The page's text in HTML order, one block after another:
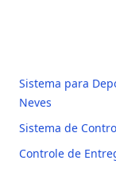
Sistema para
Neves
Sistema de
Controle de